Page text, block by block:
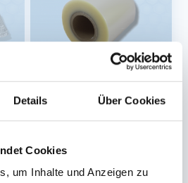
Details Über Cookies
Cookies
um Inhalte und Anzeigen zu
Folie, Siegelfolie PE
transparent #9971
190mm x 250m
Auf Lager. Sofort